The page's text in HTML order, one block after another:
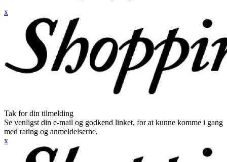
x
Tak for din tilmelding
Se venligst din e-mail og godkend linket, for at kunne komme i gang
med rating og anmeldelserne.
x